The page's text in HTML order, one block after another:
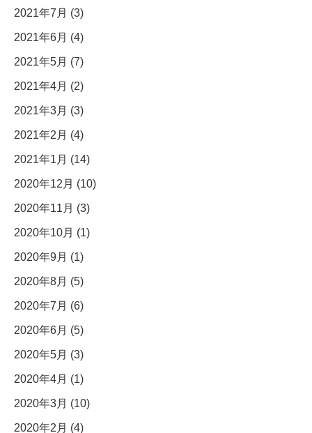
2021年7月 (3)
2021年6月 (4)
2021年5月 (7)
2021年4月 (2)
2021年3月 (3)
2021年2月 (4)
2021年1月 (14)
2020年12月 (10)
2020年11月 (3)
2020年10月 (1)
2020年9月 (1)
2020年8月 (5)
2020年7月 (6)
2020年6月 (5)
2020年5月 (3)
2020年4月 (1)
2020年3月 (10)
2020年2月 (4)